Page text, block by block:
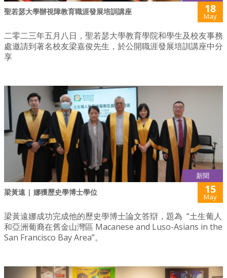
聖若瑟大學辦視障教育職涯發展培訓講座 18
May
二零二三年五月八日，聖若瑟大學教育學院和學生及校友事務
處邀請到著名校友梁嘉俊先生，於公開職涯發展培訓講座中分
享
新聞
梁黃遠 | 娜獲歷史學博士學位 15
May
梁黃遠娜成功完成他的歷史學博士論文答辯，題為 “土生葡人
和亞洲葡裔在舊金山灣區 Macanese and Luso-Asians in the
San Francisco Bay Area”。